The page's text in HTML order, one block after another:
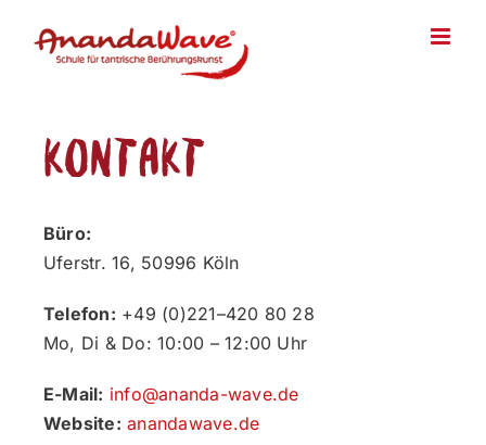
Inhalt
Kontakt
Büro:
Uferstr. 16, 50996 Köln
Telefon: +49 (0)221–420 80 28
Mo, Di & Do: 10:00 – 12:00 Uhr
E-Mail: info@ananda-wave.de
Website: anandawave.de